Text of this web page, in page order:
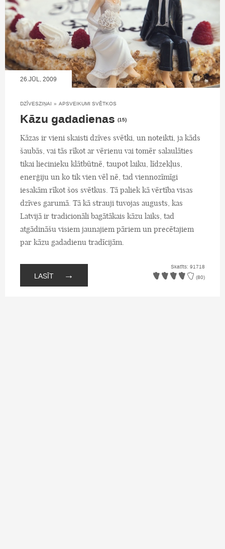
26.JŪL, 2009
DZĪVESZIŅAI » APSVEIKUMI SVĒTKOS
Kāzu gadadienas (15)
Kāzas ir vieni skaisti dzīves svētki, un noteikti, ja kāds
šaubās, vai tās rīkot ar vērienu vai tomēr salaulāties
tikai liecinieku klātbūtnē, taupot laiku, līdzekļus,
enerģiju un ko tik vien vēl nē, tad viennozīmīgi
iesakām rīkot šos svētkus. Tā paliek kā vērtība visas
dzīves garumā. Tā kā strauji tuvojas augusts, kas
Latvijā ir tradicionāli bagātākais kāzu laiks, tad
atgādināšu visiem jaunajiem pāriem un precētajiem
par kāzu gadadienu tradīcijām.
LASĪT →
Skatīts: 91718
(80)